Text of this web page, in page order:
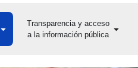
Open InicioTransparencia y acceso
a la información pública